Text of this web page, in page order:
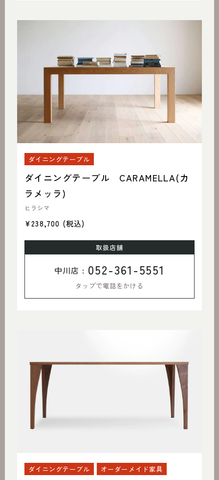
ダイニングテーブル
ダイニングテーブル CARAMELLA(カ
ラメッラ)
ヒラシマ
¥238,700 (税込)
取扱店舗
中川店 : 052-361-5551
タップで電話をかける
ダイニングテーブル オーダーメイド家具